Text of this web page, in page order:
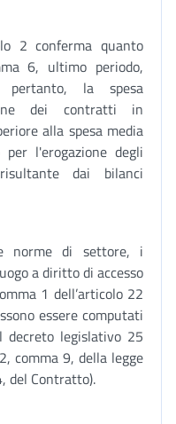
2 conferma quanto
6, ultimo periodo,
la spesa
dei contratti in
alla spesa media
l'erogazione degli
dai bilanci
norme di settore, i
a diritto di accesso
1 dell’articolo 22
essere computati
legislativo 25
comma 9, della legge
del Contratto).